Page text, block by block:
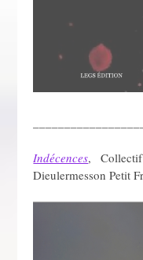
Indécences,
Dieulermesson Petit